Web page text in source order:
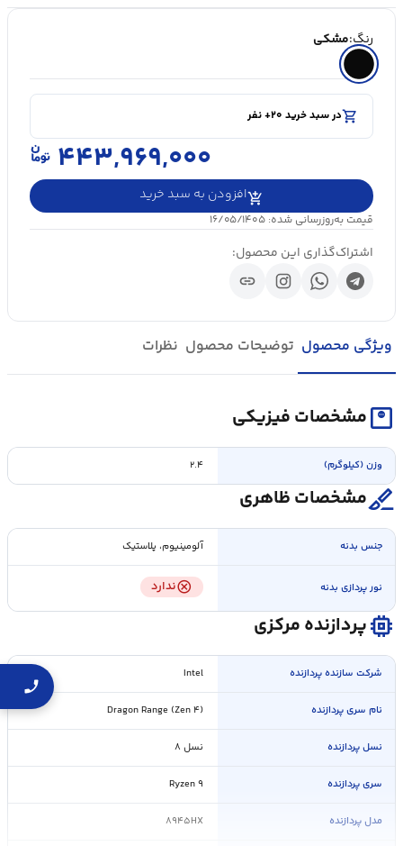
رنگ:مشکی
shopping_cartدر سبد خرید ۲۰+ نفر
visibility۵۰۰۰+ بازدید در ۲۴ ساعت اخیر
shopping_cartدر سبد خرید ۲۰+ نفر
۴۴۳,۹۶۹,۰۰۰
افزودن به سبد خرید
قیمت به‌روزرسانی شده: ۱۶/۰۵/۱۴۰۵
اشتراک‌گذاری این محصول:
link
ویژگی محصول توضیحات محصول نظرات
monitor_weightمشخصات فیزیکی
وزن (کیلوگرم) ۲.۴
surgicalمشخصات ظاهری
جنس بدنه آلومینیوم، پلاستیک
نور پردازی بدنه cancelندارد
memoryپردازنده مرکزی
شرکت سازنده پردازنده Intel
نام سری پردازنده Dragon Range (Zen ۴)
نسل پردازنده نسل ۸
سری پردازنده Ryzen ۹
مدل پردازنده ۸۹۴۵HX